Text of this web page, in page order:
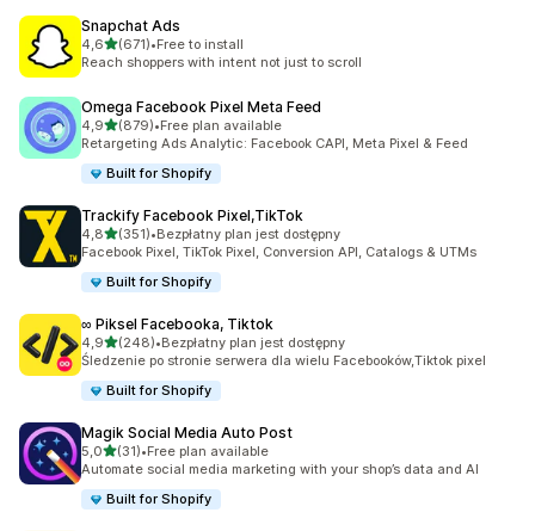
Snapchat Ads
4,6na 5 gwiazdek
(671)
Łączna liczba recenzji: 671
•Free to install
Reach shoppers with intent not just to scroll
Omega Facebook Pixel Meta Feed
4,9na 5 gwiazdek
(879)
Łączna liczba recenzji: 879
•Free plan available
Retargeting Ads Analytic: Facebook CAPI, Meta Pixel & Feed
Built for Shopify
Trackify Facebook Pixel,TikTok
4,8na 5 gwiazdek
(351)
Łączna liczba recenzji: 351
•Bezpłatny plan jest dostępny
Facebook Pixel, TikTok Pixel, Conversion API, Catalogs & UTMs
Built for Shopify
∞ Piksel Facebooka, Tiktok
4,9na 5 gwiazdek
(248)
Łączna liczba recenzji: 248
•Bezpłatny plan jest dostępny
Śledzenie po stronie serwera dla wielu Facebooków,Tiktok pixel
Built for Shopify
Magik Social Media Auto Post
5,0na 5 gwiazdek
(31)
Łączna liczba recenzji: 31
•Free plan available
Automate social media marketing with your shop’s data and AI
Built for Shopify